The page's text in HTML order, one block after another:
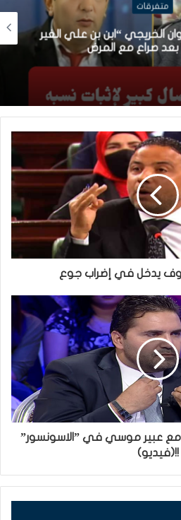
متفرقات
الخريجي “ابن بن علي الغير
صراع مع المرض
يدخل في إضراب جوع
مع عبير موسي في ”الاسونسور”
!!(فيديو)